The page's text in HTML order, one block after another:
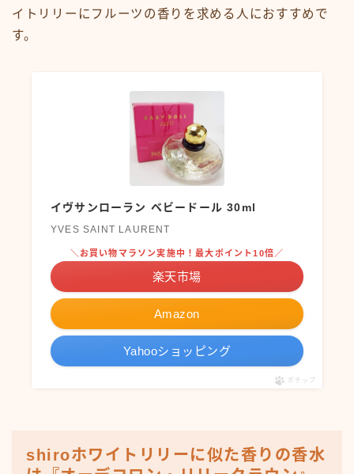
イトリリーにフルーツの香りを求める人におすすめで
す。
イヴサンローラン ベビードール 30ml
YVES SAINT LAURENT
Amazon
＼お買い物マラソン実施中！最大ポイント10倍／
楽天市場
Yahooショッピング
ポチップ
shiroホワイトリリーに似た香りの香水